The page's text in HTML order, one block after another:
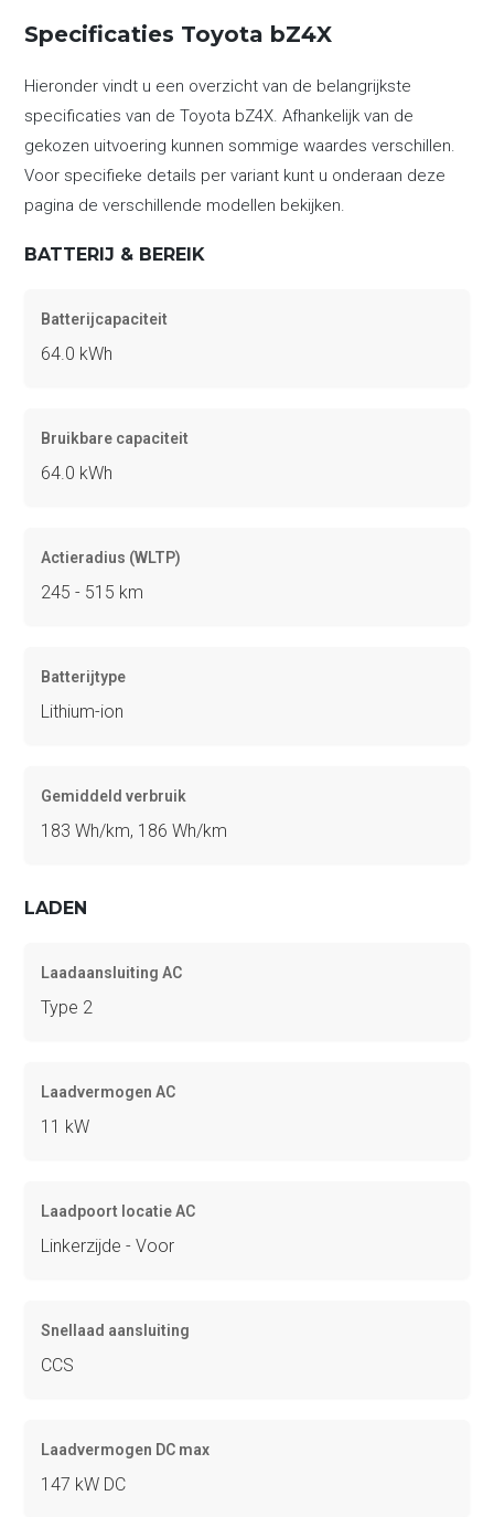
Specificaties Toyota bZ4X
Hieronder vindt u een overzicht van de belangrijkste
specificaties van de Toyota bZ4X. Afhankelijk van de
gekozen uitvoering kunnen sommige waardes verschillen.
Voor specifieke details per variant kunt u onderaan deze
pagina de verschillende modellen bekijken.
BATTERIJ & BEREIK
Batterijcapaciteit
64.0 kWh
Bruikbare capaciteit
64.0 kWh
Actieradius (WLTP)
245 - 515 km
Batterijtype
Lithium-ion
Gemiddeld verbruik
183 Wh/km, 186 Wh/km
LADEN
Laadaansluiting AC
Type 2
Laadvermogen AC
11 kW
Laadpoort locatie AC
Linkerzijde - Voor
Snellaad aansluiting
CCS
Laadvermogen DC max
147 kW DC